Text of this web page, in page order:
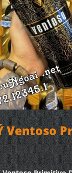
Ventoso